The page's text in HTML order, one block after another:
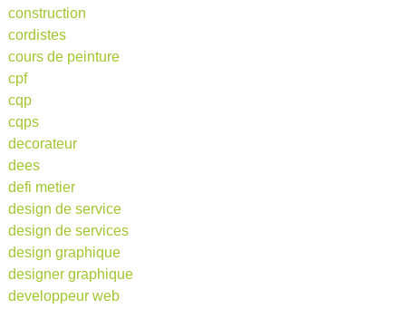
construction
cordistes
cours de peinture
cpf
cqp
cqps
decorateur
dees
defi metier
design de service
design de services
design graphique
designer graphique
developpeur web